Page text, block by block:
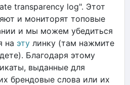
transparency log". Этот
и мониторят топовые
и мы можем убедиться
на эту линку (там нажмите
Благодаря этому
выданные для
брендовые слова или их